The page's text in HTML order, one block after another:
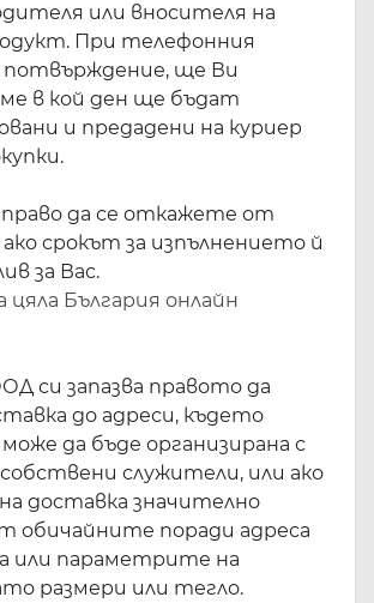
или вносителя на
При телефонния
потвърждение, ще Ви
в кой ден ще бъдат
и предадени на куриер
да се откажете от
срокът за изпълнението й
за Вас.
цяла България онлайн
си запазва правото да
до адреси, където
да бъде организирана с
служители, или ако
доставка значително
обичайните поради адреса
или параметрите на
размери или тегло.